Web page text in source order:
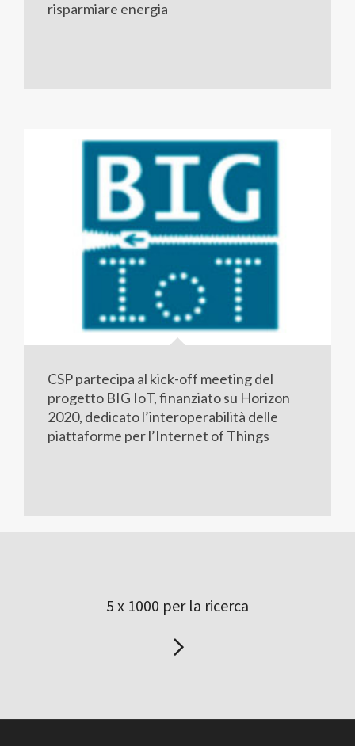
risparmiare energia
CSP partecipa al kick-off meeting del
progetto BIG IoT, finanziato su Horizon
2020, dedicato l’interoperabilità delle
piattaforme per l’Internet of Things
5 x 1000 per la ricerca